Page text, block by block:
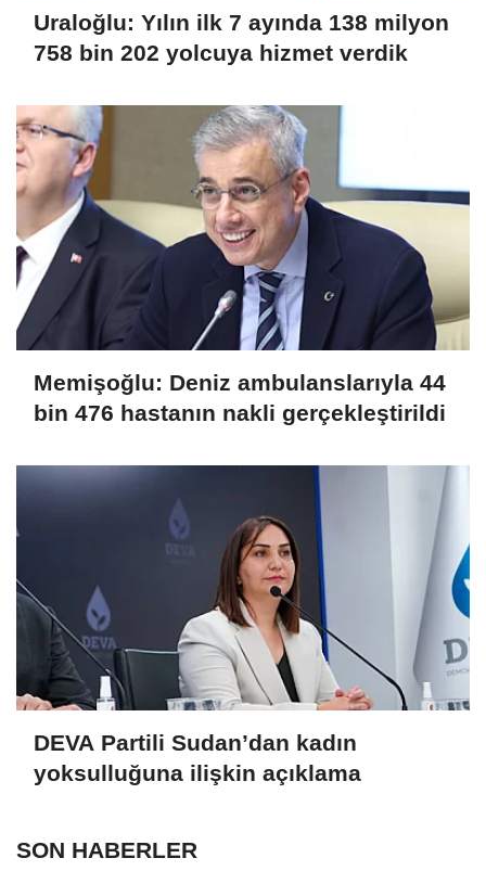
Uraloğlu: Yılın ilk 7 ayında 138 milyon
758 bin 202 yolcuya hizmet verdik
Memişoğlu: Deniz ambulanslarıyla 44
bin 476 hastanın nakli gerçekleştirildi
DEVA Partili Sudan’dan kadın
yoksulluğuna ilişkin açıklama
SON HABERLER